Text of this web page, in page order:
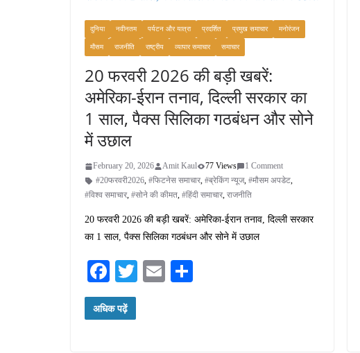
दुनिया नवीनतम पर्यटन और यात्रा प्रदर्शित प्रमुख समाचार मनोरंजन
मौसम राजनीति राष्ट्रीय व्यापार समाचार समाचार
20 फरवरी 2026 की बड़ी खबरें:
अमेरिका-ईरान तनाव, दिल्ली सरकार का
1 साल, पैक्स सिलिका गठबंधन और सोने
में उछाल
February 20, 2026 Amit Kaul 77 Views
1 Comment
#20फरवरी2026, #फिटनेस समाचार, #ब्रेकिंग न्यूज, #मौसम अपडेट,
#विश्व समाचार, #सोने की कीमत, #हिंदी समाचार, राजनीति
20 फरवरी 2026 की बड़ी खबरें: अमेरिका-ईरान तनाव, दिल्ली सरकार
का 1 साल, पैक्स सिलिका गठबंधन और सोने में उछाल
Fa
ce
bo
T
E
अधिक पढ़ें